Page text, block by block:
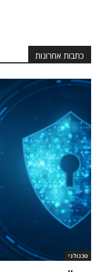
כתבות אחרונות
טכנולגי